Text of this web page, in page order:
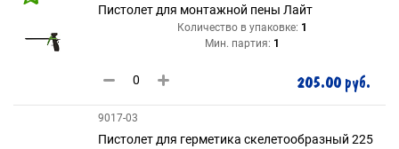
Пистолет для монтажной пены Лайт
Количество в упаковке: 1
Мин. партия: 1
205.00 руб.
9017-03
Пистолет для герметика скелетообразный 225